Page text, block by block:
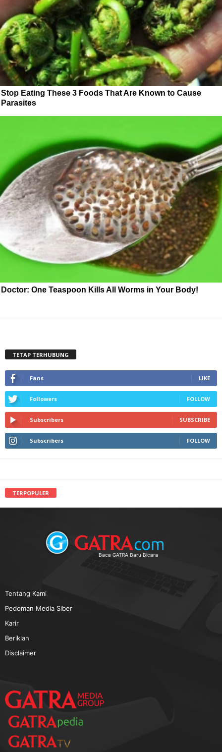
Stop Eating These 3 Foods That Are Known to Cause
Parasites
Doctor: One Teaspoon Kills All Worms in Your Body!
TETAP TERHUBUNG
Fans LIKE
Followers FOLLOW
Subscribers SUBSCRIBE
Subscribers FOLLOW
TERPOPULER